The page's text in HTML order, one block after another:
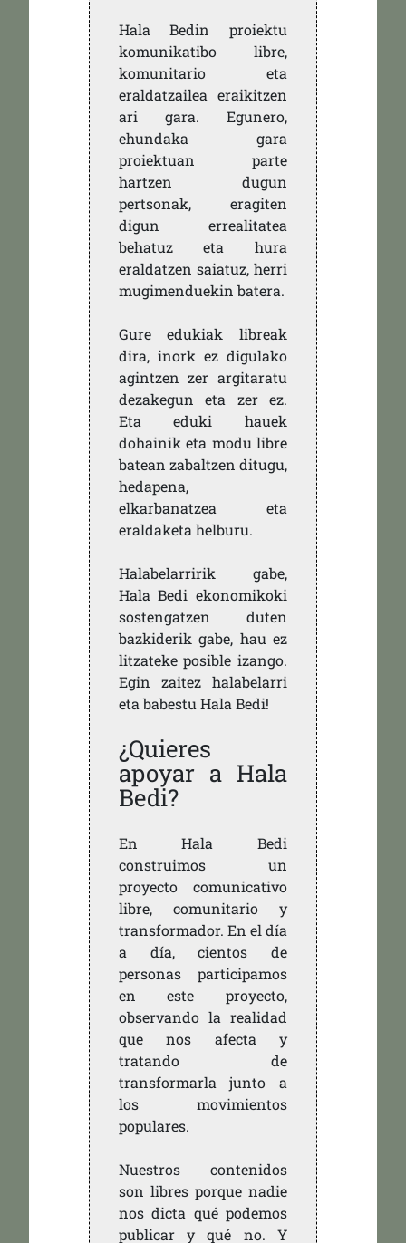
Hala Bedin proiektu
komunikatibo libre,
komunitario eta
eraldatzailea eraikitzen
ari gara. Egunero,
ehundaka gara
proiektuan parte
hartzen dugun
pertsonak, eragiten
digun errealitatea
behatuz eta hura
eraldatzen saiatuz, herri
mugimenduekin batera.
Gure edukiak libreak
dira, inork ez digulako
agintzen zer argitaratu
dezakegun eta zer ez.
Eta eduki hauek
dohainik eta modu libre
batean zabaltzen ditugu,
hedapena,
elkarbanatzea eta
eraldaketa helburu.
Halabelarririk gabe,
Hala Bedi ekonomikoki
sostengatzen duten
bazkiderik gabe, hau ez
litzateke posible izango.
Egin zaitez halabelarri
eta babestu Hala Bedi!
¿Quieres
apoyar a Hala
Bedi?
En Hala Bedi
construimos un
proyecto comunicativo
libre, comunitario y
transformador. En el día
a día, cientos de
personas participamos
en este proyecto,
observando la realidad
que nos afecta y
tratando de
transformarla junto a
los movimientos
populares.
Nuestros contenidos
son libres porque nadie
nos dicta qué podemos
publicar y qué no. Y